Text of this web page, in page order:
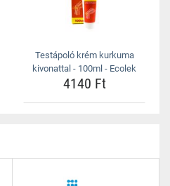
Testápoló krém kurkuma
kivonattal - 100ml - Ecolek
4140 Ft